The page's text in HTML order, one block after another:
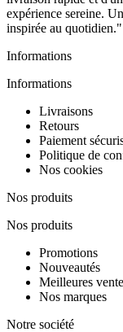
expérience sereine.
inspirée au quotidien."
Informations
Informations
Livraisons
Retours
Paiement
Politique de
Nos cookies
Nos produits
Nos produits
Promotions
Nouveautés
Meilleures
Nos marques
Notre société